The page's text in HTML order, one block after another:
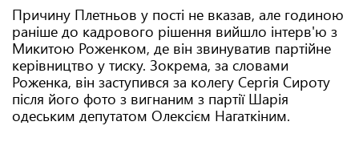
Причину Плетньов у пості не вказав, але годиною
раніше до кадрового рішення вийшло інтерв'ю з
Микитою Роженком, де він звинуватив партійне
керівництво у тиску. Зокрема, за словами
Роженка, він заступився за колегу Сергія Сироту
після його фото з вигнаним з партії Шарія
одеським депутатом Олексієм Нагаткіним.